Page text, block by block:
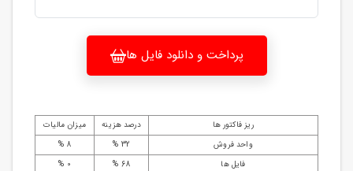
پرداخت و دانلود فایل ها
ریز فاکتور ها درصد هزینه
میزان مالیات
واحد فروش
32 %
8 %
فایل ها
68 %
0 %